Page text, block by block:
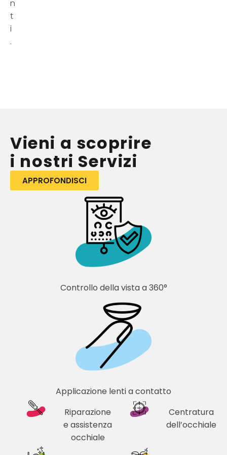
n
t
i
.
Vieni a scoprire
i nostri Servizi
APPROFONDISCI
Controllo della vista a 360°
Applicazione lenti a contatto
Riparazione
e assistenza
occhiale
Centratura
dell’occhiale